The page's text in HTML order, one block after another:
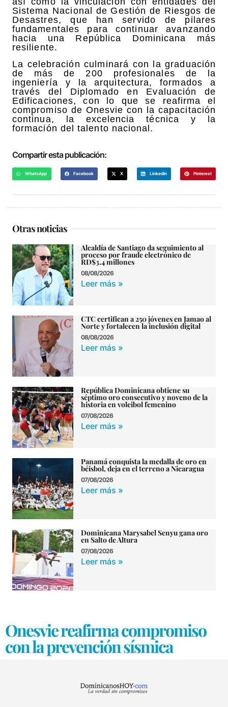
Sistema Nacional de Gestión de Riesgos de
Desastres, que han servido de pilares
fundamentales para continuar avanzando
hacia una República Dominicana más
resiliente.
La celebración culminará con la graduación
de más de 200 profesionales de la
ingeniería y la arquitectura, formados a
través del Diplomado en Evaluación de
Edificaciones, con lo que se reafirma el
compromiso de Onesvie con la capacitación
continua, la excelencia técnica y la
formación del talento nacional.
Compartir esta publicación:
WhatsApp Facebook X LinkedIn Pinterest
Otras noticias
Alcaldía de Santiago da seguimiento al
proceso por fraude electrónico de
RD$3.4 millones
08/08/2026
Leer más »
CTC certifican a 250 jóvenes en Jamao al
Norte y fortalecen la inclusión digital
08/08/2026
Leer más »
República Dominicana obtiene su
séptimo oro consecutivo y noveno de la
historia en voleibol femenino
07/08/2026
Leer más »
Panamá conquista la medalla de oro en
béisbol, deja en el terreno a Nicaragua
07/08/2026
Leer más »
Dominicana Marysabel Senyu gana oro
en Salto de Altura
07/08/2026
Leer más »
Onesvie reafirma compromiso
con la prevención sísmica